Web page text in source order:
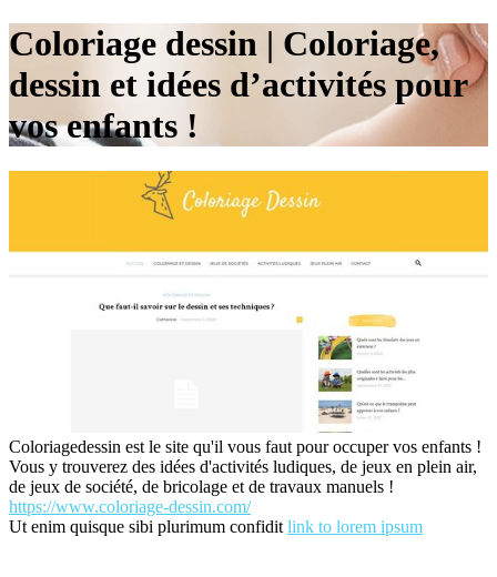
Coloriage dessin | Coloriage,
dessin et idées d’activités pour
vos enfants !
Coloriagedessin est le site qu'il vous faut pour occuper vos enfants !
Vous y trouverez des idées d'activités ludiques, de jeux en plein air,
de jeux de société, de bricolage et de travaux manuels !
https://www.coloriage-dessin.com/
Ut enim quisque sibi plurimum confidit link to lorem ipsum